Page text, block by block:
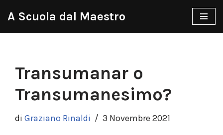
A Scuola dal Maestro
Transumanar o
Transumanesimo?
di Graziano Rinaldi 3 Novembre 2021